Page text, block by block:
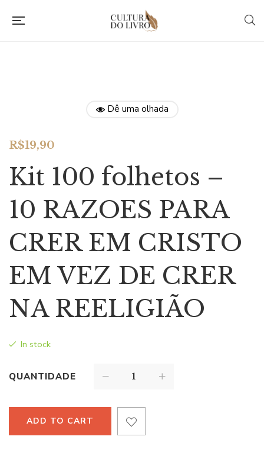
Dê uma olhada
R$19,90
Kit 100 folhetos –
10 RAZOES PARA
CRER EM CRISTO
EM VEZ DE CRER
NA REELIGIÃO
In stock
QUANTIDADE
ADD TO CART